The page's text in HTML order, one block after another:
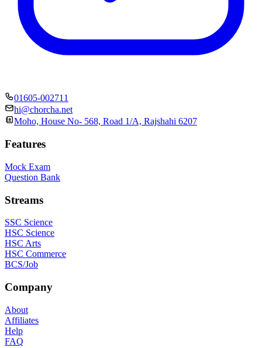
01605-002711
hi@chorcha.net
Moho, House No- 568, Road 1/A, Rajshahi 6207
Features
Mock Exam
Question Bank
Streams
SSC Science
HSC Science
HSC Arts
HSC Commerce
BCS/Job
Company
About
Affiliates
Help
FAQ